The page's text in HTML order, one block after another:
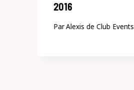
2016
ParAlexis de Club Events